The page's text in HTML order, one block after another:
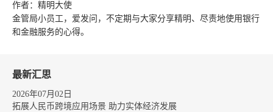
作者：精明大使
金管局小员工，爱发问，不定期与大家分享精明、尽责地使用银行
和金融服务的心得。
最新汇思
2026年07月02日
拓展人民币跨境应用场景 助力实体经济发展